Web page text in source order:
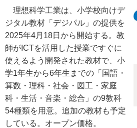
理想科学工業は、小学校向けデ
ジタル教材「デジパル」の提供を
2025年4月18日から開始する。教
師がICTを活用した授業ですぐに
使えるよう開発された教材で、小
学1年生から6年生までの「国語・
算数・理科・社会・図工・家庭
科・生活・音楽・総合」の9教科
54種類を用意。追加の教材も予定
している。オープン価格。